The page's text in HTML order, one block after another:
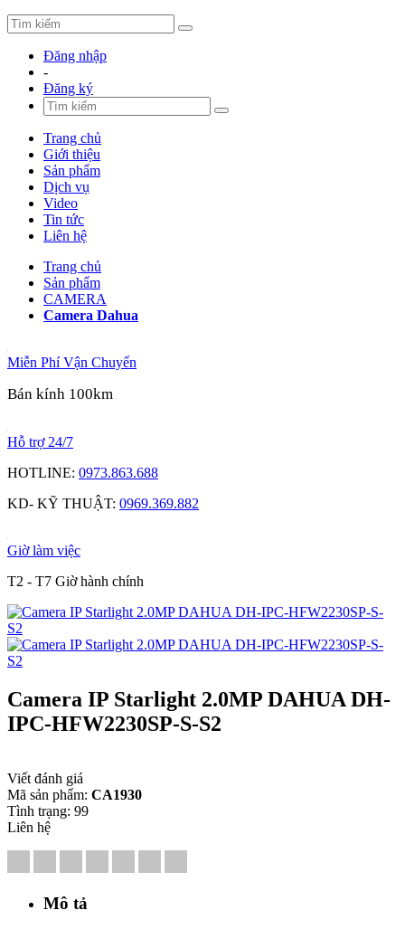
Đăng nhập
-
Đăng ký
Trang chủ
Giới thiệu
Sản phẩm
Dịch vụ
Video
Tin tức
Liên hệ
Trang chủ
Sản phẩm
CAMERA
Camera Dahua
Miễn Phí Vận Chuyển
Bán kính 100km
Hỗ trợ 24/7
HOTLINE: 0973.863.688
KD- KỸ THUẬT: 0969.369.882
Giờ làm việc
T2 - T7 Giờ hành chính
Camera IP Starlight 2.0MP DAHUA DH-
IPC-HFW2230SP-S-S2
Viết đánh giá
Mã sản phẩm: CA1930
Tình trạng: 99
Liên hệ
Mô tả